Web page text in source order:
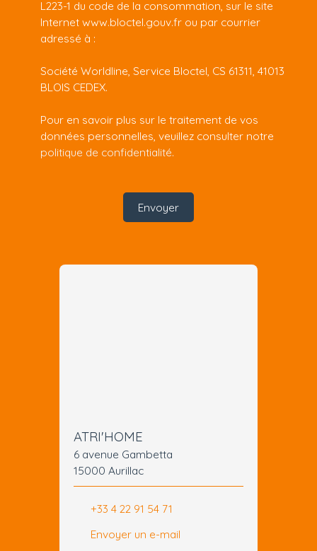
L223-1 du code de la consommation, sur le site
Internet www.bloctel.gouv.fr ou par courrier
adressé à :
Société Worldline, Service Bloctel, CS 61311, 41013
BLOIS CEDEX.
Pour en savoir plus sur le traitement de vos
données personnelles, veuillez consulter notre
politique de confidentialité.
Envoyer
ATRI'HOME
6 avenue Gambetta
15000 Aurillac
+33 4 22 91 54 71
Envoyer un e-mail